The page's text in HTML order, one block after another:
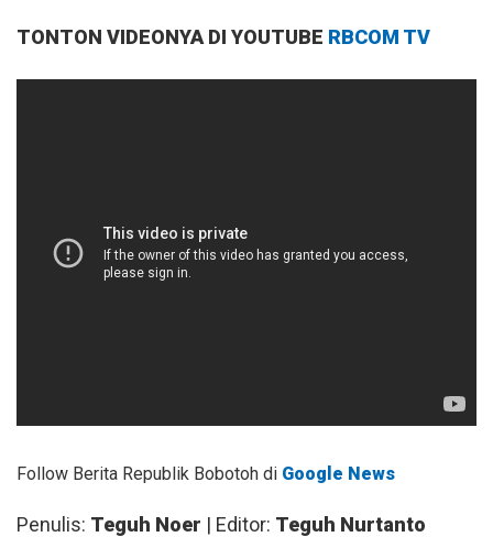
TONTON VIDEONYA DI YOUTUBE RBCOM TV
Follow Berita Republik Bobotoh di Google News
Penulis: Teguh Noer | Editor: Teguh Nurtanto